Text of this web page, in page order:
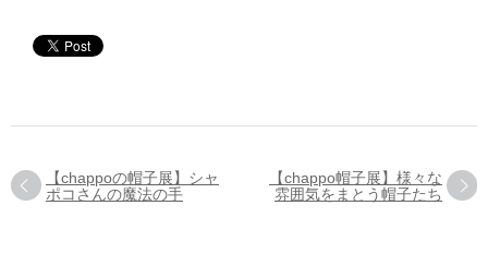
【chappoの帽子展】シャ
ポコさんの魔法の手
【chappo帽子展】様々な
雰囲気をまとう帽子たち